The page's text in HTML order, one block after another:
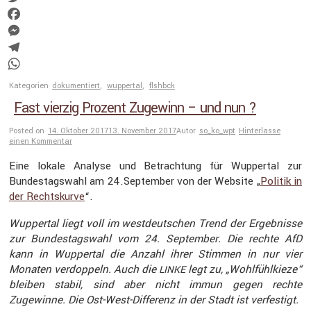
Twitter
Facebook
Messenger
Telegram
WhatsApp
Kategorien dokumentiert, wuppertal, flshbck
Fast vierzig Prozent Zugewinn – und nun ?
Posted on 14. Oktober 201713. November 2017Autor so_ko_wpt Hinterlasse
einen Kommentar
Eine lokale Analyse und Betrach­tung für Wuppertal zur
Bundes­tags­wahl am 24.September von der Website „Politik in
der Rechts­kurve“.
Wuppertal liegt voll im westdeut­schen Trend der Ergeb­nisse
zur Bundes­tags­wahl vom 24. September. Die rechte AfD
kann in Wuppertal die Anzahl ihrer Stimmen in nur vier
Monaten verdop­peln. Auch die LINKElegt zu, „Wohlfühl­kieze“
bleiben stabil, sind aber nicht immun gegen rechte
Zugewinne. Die Ost-West-Diffe­renz in der Stadt ist verfes­tigt.